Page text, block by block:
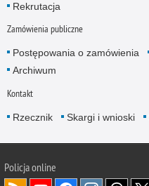
Rekrutacja
Zamówienia publiczne
Postępowania o zamówienia
Archiwum
Kontakt
Rzecznik Skargi i wnioski
Policjaonline